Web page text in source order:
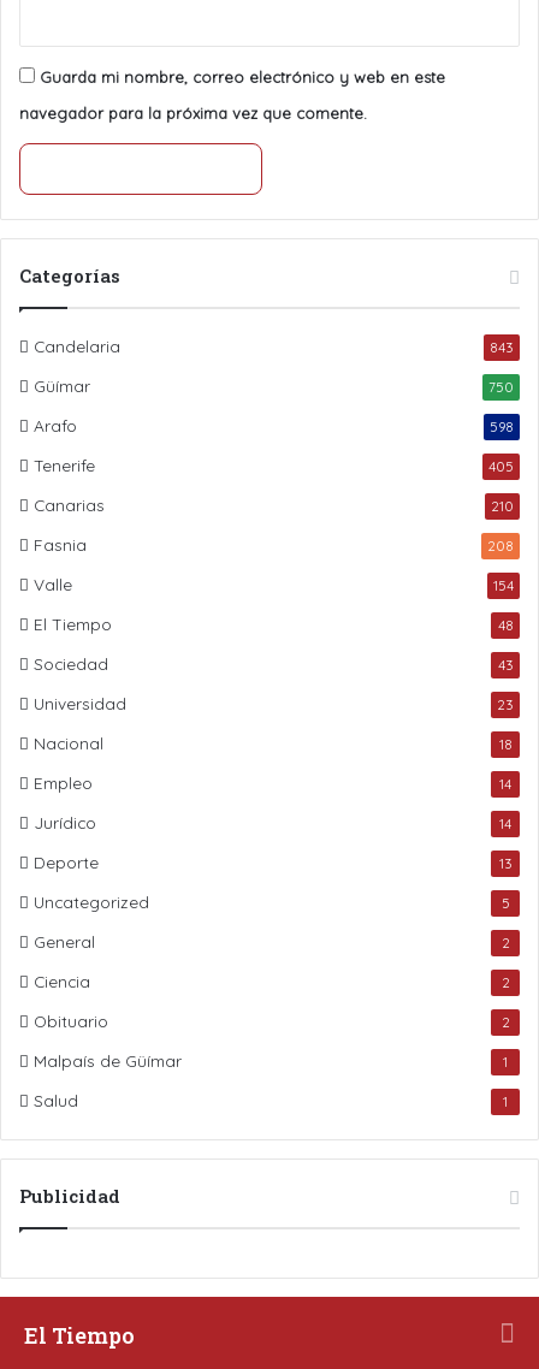
Guarda mi nombre, correo electrónico y web en este
navegador para la próxima vez que comente.
Categorías
Candelaria 843
Güímar 750
Arafo 598
Tenerife 405
Canarias 210
Fasnia 208
Valle 154
El Tiempo 48
Sociedad 43
Universidad 23
Nacional 18
Empleo 14
Jurídico 14
Deporte 13
Uncategorized 5
General 2
Ciencia 2
Obituario 2
Malpaís de Güímar 1
Salud 1
Publicidad
El Tiempo